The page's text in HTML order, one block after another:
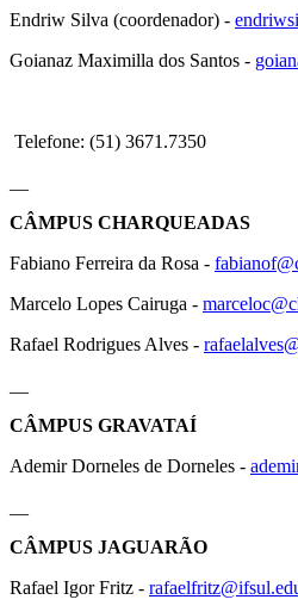
Endriw Silva (coordenador) -
Goianaz Maximilla dos Santos -
Telefone: (51) 3671.7350
CÂMPUS CHARQUEADAS
Fabiano Ferreira da Rosa -
Marcelo Lopes Cairuga -
Rafael Rodrigues Alves -
CÂMPUS GRAVATAÍ
Ademir Dorneles de Dorneles -
CÂMPUS JAGUARÃO
Rafael Igor Fritz -